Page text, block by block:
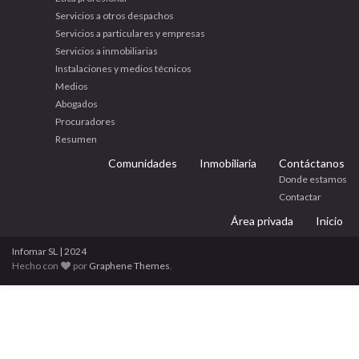
Servicios a otros despachos
Servicios a particulares y empresas
Servicios a inmobiliarias
Instalaciones y medios técnicos
Medios
Abogados
Procuradores
Resumen
Comunidades Inmobiliaria Contáctanos
Donde estamos
Contactar
Área privada Inicio
Infomar SL | 2024
Hecho con
por Graphene Themes.